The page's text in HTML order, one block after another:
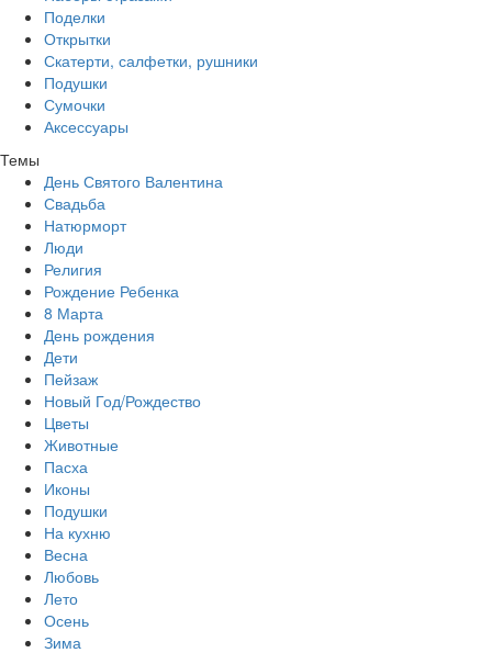
Поделки
Открытки
Скатерти, салфетки, рушники
Подушки
Сумочки
Аксессуары
Темы
День Святого Валентина
Свадьба
Натюрморт
Люди
Религия
Рождение Ребенка
8 Марта
День рождения
Дети
Пейзаж
Новый Год/Рождество
Цветы
Животные
Пасха
Иконы
Подушки
На кухню
Весна
Любовь
Лето
Осень
Зима